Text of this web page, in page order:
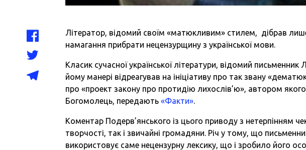
Літератор, відомий своїм «матюкливим» стилем, дібрав
намагання прибрати нецензурщину з української мови.
Класик сучасної української літератури, відомий
йому манері відреагував на ініціативу про так звану
про «проект закону про протидію лихослів’ю», автором
Богомолець, передають«Факти».
Коментар Подерв’янського із цього приводу з нетерпінням
творчості, так і звичайні громадяни. Річ у тому, що
використовує саме нецензурну лексику, що і зробило його